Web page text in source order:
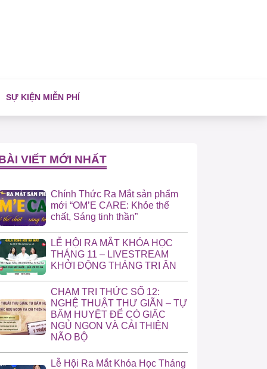
SỰ KIỆN MIỄN PHÍ
VIẾT MỚI NHẤT
Chính Thức Ra Mắt sản phẩm
mới “OM’E CARE: Khỏe thể
chất, Sáng tinh thần”
LỄ HỘI RA MẮT KHÓA HỌC
THÁNG 11 – LIVESTREAM
KHỞI ĐỘNG THÁNG TRI ÂN
CHẠM TRI THỨC SỐ 12:
NGHỆ THUẬT THƯ GIÃN – TỰ
BẤM HUYỆT ĐỂ CÓ GIẤC
NGỦ NGON VÀ CẢI THIỆN
NÃO BỘ
Lễ Hội Ra Mắt Khóa Học Tháng